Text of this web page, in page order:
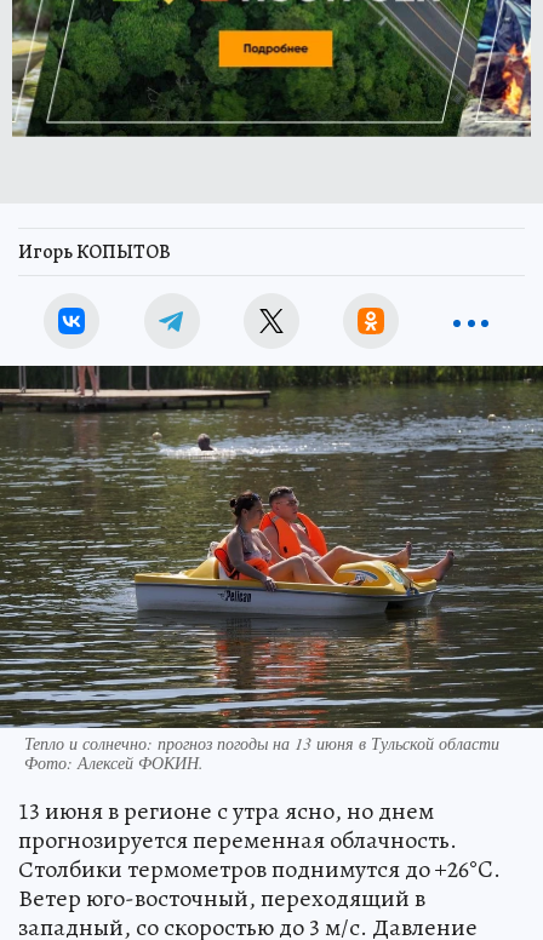
Игорь КОПЫТОВ
Тепло и солнечно: прогноз погоды на 13 июня в Тульской области
Фото:Алексей ФОКИН.
13 июня в регионе с утра ясно, но днем
прогнозируется переменная облачность.
Столбики термометров поднимутся до +26°C.
Ветер юго-восточный, переходящий в
западный, со скоростью до 3 м/с. Давление